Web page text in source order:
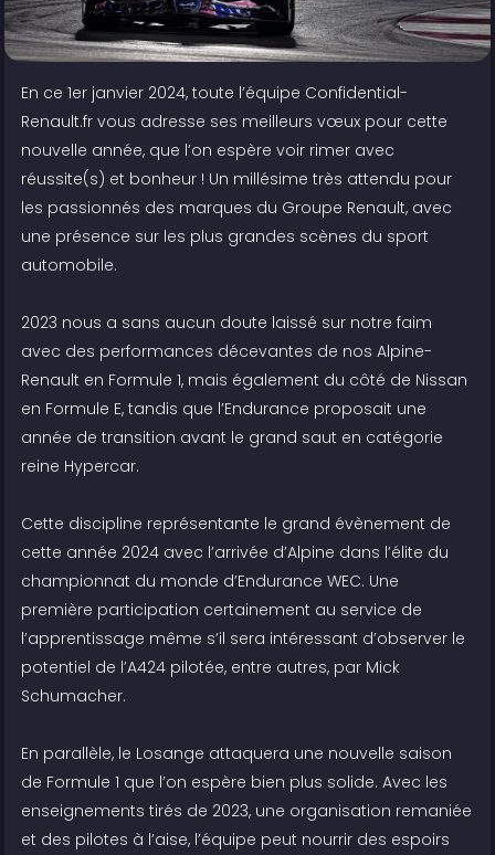
En ce 1er janvier 2024, toute l’équipe Confidential-
Renault.fr vous adresse ses meilleurs vœux pour cette
nouvelle année, que l’on espère voir rimer avec
réussite(s) et bonheur ! Un millésime très attendu pour
les passionnés des marques du Groupe Renault, avec
une présence sur les plus grandes scènes du sport
automobile.
2023 nous a sans aucun doute laissé sur notre faim
avec des performances décevantes de nos Alpine-
Renault en Formule 1, mais également du côté de Nissan
en Formule E, tandis que l’Endurance proposait une
année de transition avant le grand saut en catégorie
reine Hypercar.
Cette discipline représentante le grand évènement de
cette année 2024 avec l’arrivée d’Alpine dans l’élite du
championnat du monde d’Endurance WEC. Une
première participation certainement au service de
l’apprentissage même s’il sera intéressant d’observer le
potentiel de l’A424 pilotée, entre autres, par Mick
Schumacher.
En parallèle, le Losange attaquera une nouvelle saison
de Formule 1 que l’on espère bien plus solide. Avec les
enseignements tirés de 2023, une organisation remaniée
et des pilotes à l’aise, l’équipe peut nourrir des espoirs